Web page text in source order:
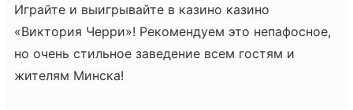
Играйте и выигрывайте в казино казино
«Виктория Черри»! Рекомендуем это непафосное,
но очень стильное заведение всем гостям и
жителям Минска!